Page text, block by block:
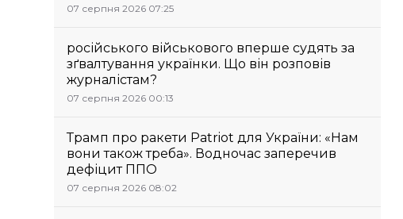
07 серпня 2026 07:25
російського військового вперше судять за
зґвалтування українки. Що він розповів
журналістам?
07 серпня 2026 00:13
Трамп про ракети Patriot для України: «Нам
вони також треба». Водночас заперечив
дефіцит ППО
07 серпня 2026 08:02